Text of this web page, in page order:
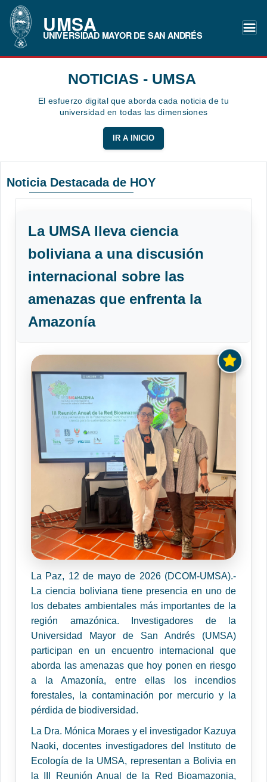
UMSA
UNIVERSIDAD MAYOR DE SAN ANDRÉS
NOTICIAS - UMSA
El esfuerzo digital que aborda cada noticia de tu
universidad en todas las dimensiones
IR A INICIO
Noticia Destacada de HOY
La UMSA lleva ciencia
boliviana a una discusión
internacional sobre las
amenazas que enfrenta la
Amazonía
La Paz, 12 de mayo de 2026 (DCOM-UMSA).-
La ciencia boliviana tiene presencia en uno de
los debates ambientales más importantes de la
región amazónica. Investigadores de la
Universidad Mayor de San Andrés (UMSA)
participan en un encuentro internacional que
aborda las amenazas que hoy ponen en riesgo
a la Amazonía, entre ellas los incendios
forestales, la contaminación por mercurio y la
pérdida de biodiversidad.
La Dra. Mónica Moraes y el investigador Kazuya
Naoki, docentes investigadores del Instituto de
Ecología de la UMSA, representan a Bolivia en
la III Reunión Anual de la Red Bioamazonia,